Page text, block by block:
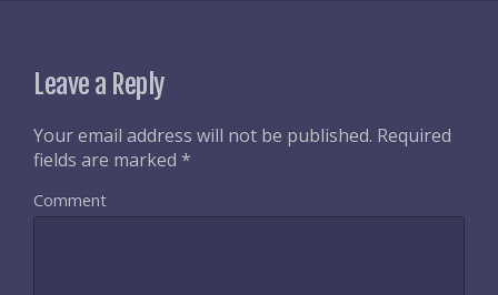
Leave a Reply
Your email address will not be published. Required
fields are marked *
Comment